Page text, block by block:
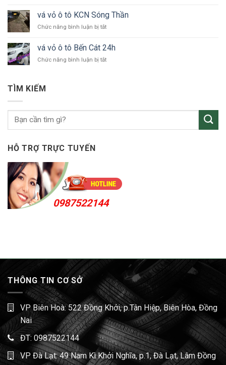
Bắc
Tân
Uyên
ô
tô
An
vá vỏ ô tô KCN Sóng Thần
Chức năng bình luận bị tắtở
vỏ
ô
tô
vá vỏ ô tô Bến Cát 24h
Chức năng bình luận bị tắtở
Cát
TÌM KIẾM
HỖ TRỢ TRỰC TUYẾN
0987522144
THÔNG TIN CƠ SỞ
VP Biên Hoà: 522 Đồng Khởi, p.Tân Hiệp, Biên Hòa, Đồng
Nai
ĐT: 0987522144
VP Đà Lạt: 49 Nam Kì Khởi Nghĩa, p.1, Đà Lạt, Lâm Đồng